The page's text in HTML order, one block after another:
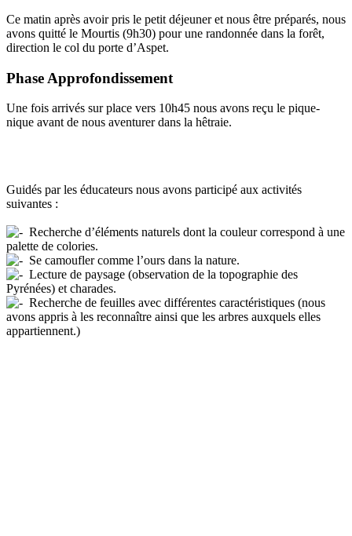
Ce matin après avoir pris le petit déjeuner et nous être préparés, nous
avons quitté le Mourtis (9h30) pour une randonnée dans la forêt,
direction le col du porte d’Aspet.
Phase Approfondissement
Une fois arrivés sur place vers 10h45 nous avons reçu le pique-
nique avant de nous aventurer dans la hêtraie.
Guidés par les éducateurs nous avons participé aux activités
suivantes :
Recherche d’éléments naturels dont la couleur correspond à une
palette de colories.
Se camoufler comme l’ours dans la nature.
Lecture de paysage (observation de la topographie des
Pyrénées) et charades.
Recherche de feuilles avec différentes caractéristiques (nous
avons appris à les reconnaître ainsi que les arbres auxquels elles
appartiennent.)